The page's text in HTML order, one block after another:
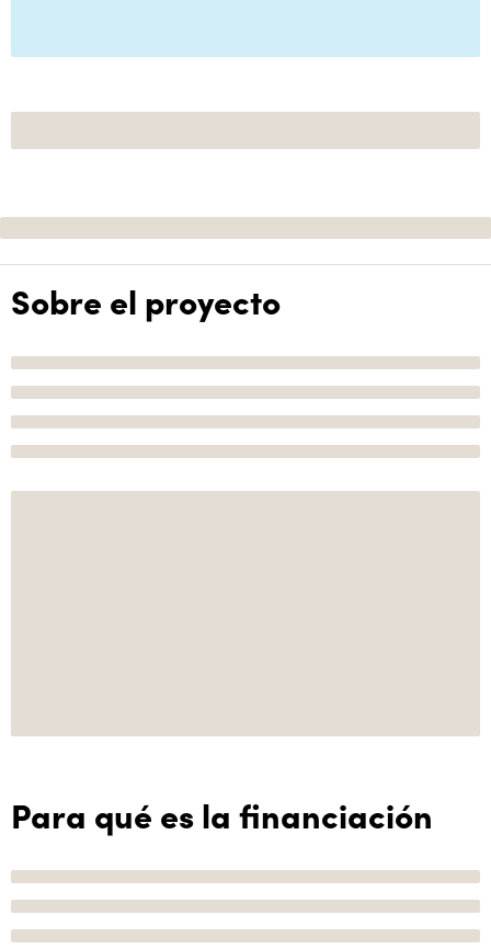
Sobre el proyecto
Para qué es la financiación